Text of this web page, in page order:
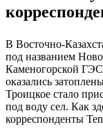
В Восточно-
под названием
Каменогорской ГЭС
оказались
Троицкое стало
под воду сел. Как
корреспонденты